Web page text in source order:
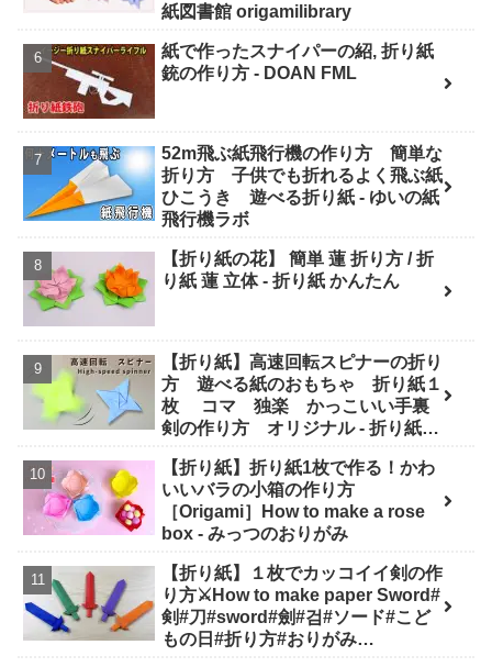
紙図書館 origamilibrary
紙で作ったスナイパーの紹, 折り紙
銃の作り方 - DOAN FML
52m飛ぶ紙飛行機の作り方 簡単な
折り方 子供でも折れるよく飛ぶ紙
ひこうき 遊べる折り紙 - ゆいの紙
飛行機ラボ
【折り紙の花】 簡単 蓮 折り方 / 折
り紙 蓮 立体 - 折り紙 かんたん
【折り紙】高速回転スピナーの折り
方 遊べる紙のおもちゃ 折り紙１
枚 コマ 独楽 かっこいい手裏
剣の作り方 オリジナル - 折り紙図
【折り紙】折り紙1枚で作る！かわ
いいバラの小箱の作り方
［Origami］How to make a rose
box - みっつのおりがみ
【折り紙】１枚でカッコイイ剣の作
り方⚔How to make paper Sword#
剣#刀#sword#劍#검#ソード#こど
もの日#折り方#おりがみ